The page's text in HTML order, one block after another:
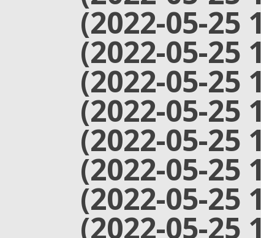
(2022-05-25
(2022-05-25
(2022-05-25
(2022-05-25
(2022-05-25
(2022-05-25
(2022-05-25
(2022-05-25